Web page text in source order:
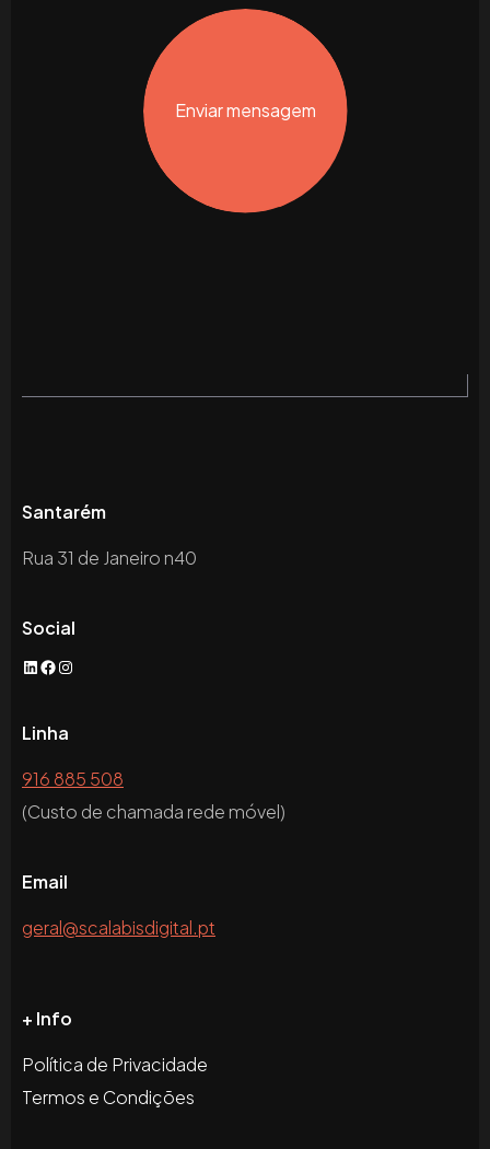
Enviar mensagem
Santarém
Rua 31 de Janeiro n40
Social
LinkedIn
Facebook
Instagram
Linha
916 885 508
(Custo de chamada rede móvel)
Email
geral@scalabisdigital.pt
+ Info
Política de Privacidade
Termos e Condições